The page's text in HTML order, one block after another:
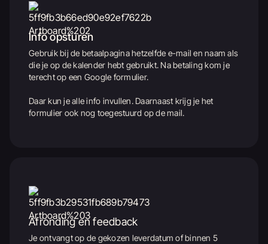
Info opsturen
Gebruik bij de betaalpagina hetzelfde e-mail en naam als
die je op de kalender hebt gebruikt. Na betaling kom je
terecht op een Google formulier.
Daar kun je alle info invullen. Daarnaast krijg je het
formulier ook nog toegestuurd op de mail.
Afronding en feedback
Je ontvangt op de gekozen leverdatum of binnen 5